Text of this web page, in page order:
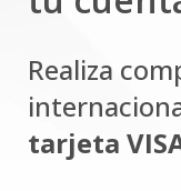
Realiza
tarjeta